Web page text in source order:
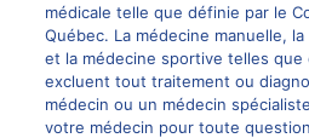
médicale telle que définie par le
Québec. La médecine manuelle,
et la médecine sportive telles
excluent tout traitement ou
médecin ou un médecin
votre médecin pour toute